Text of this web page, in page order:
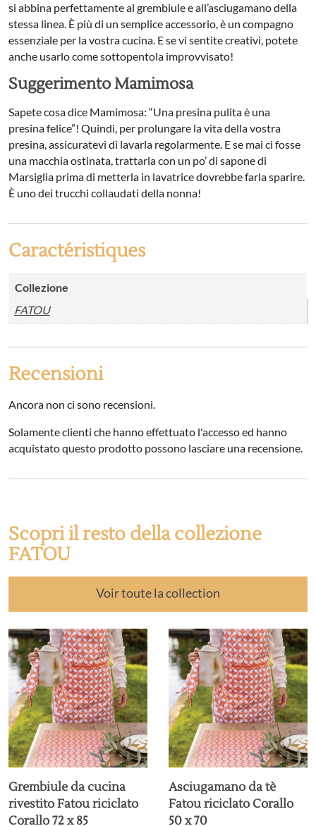
si abbina perfettamente al grembiule e all’asciugamano della
stessa linea. È più di un semplice accessorio, è un compagno
essenziale per la vostra cucina. E se vi sentite creativi, potete
anche usarlo come sottopentola improvvisato!
Suggerimento Mamimosa
Sapete cosa dice Mamimosa: “Una presina pulita è una
presina felice”! Quindi, per prolungare la vita della vostra
presina, assicuratevi di lavarla regolarmente. E se mai ci fosse
una macchia ostinata, trattarla con un po’ di sapone di
Marsiglia prima di metterla in lavatrice dovrebbe farla sparire.
È uno dei trucchi collaudati della nonna!
Caractéristiques
Collezione
FATOU
Recensioni
Ancora non ci sono recensioni.
Solamente clienti che hanno effettuato l'accesso ed hanno
acquistato questo prodotto possono lasciare una recensione.
Scopri il resto della collezione
FATOU
Voir toute la collection
Grembiule da cucina
rivestito Fatou riciclato
Corallo 72 x 85
Asciugamano da tè
Fatou riciclato Corallo
50 x 70